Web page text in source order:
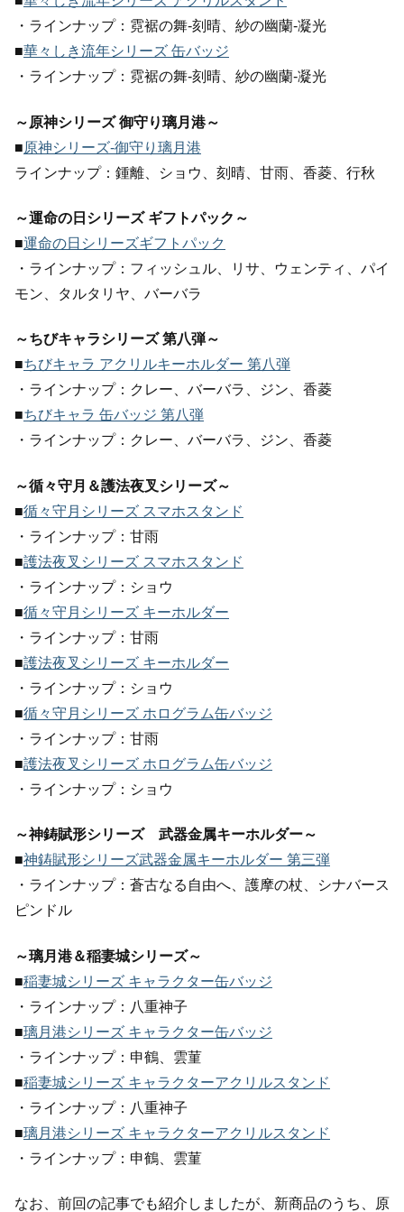
・ラインナップ：霓裾の舞-刻晴、紗の幽蘭-凝光
■華々しき流年シリーズ 缶バッジ
・ラインナップ：霓裾の舞-刻晴、紗の幽蘭-凝光
～原神シリーズ 御守り璃月港～
■原神シリーズ-御守り璃月港
ラインナップ：鍾離、ショウ、刻晴、甘雨、香菱、行秋
～運命の日シリーズ ギフトパック～
■運命の日シリーズギフトパック
・ラインナップ：フィッシュル、リサ、ウェンティ、パイ
モン、タルタリヤ、バーバラ
～ちびキャラシリーズ 第八弾～
■ちびキャラ アクリルキーホルダー 第八弾
・ラインナップ：クレー、バーバラ、ジン、香菱
■ちびキャラ 缶バッジ 第八弾
・ラインナップ：クレー、バーバラ、ジン、香菱
～循々守月＆護法夜叉シリーズ～
■循々守月シリーズ スマホスタンド
・ラインナップ：甘雨
■護法夜叉シリーズ スマホスタンド
・ラインナップ：ショウ
■循々守月シリーズ キーホルダー
・ラインナップ：甘雨
■護法夜叉シリーズ キーホルダー
・ラインナップ：ショウ
■循々守月シリーズ ホログラム缶バッジ
・ラインナップ：甘雨
■護法夜叉シリーズ ホログラム缶バッジ
・ラインナップ：ショウ
～神鋳賦形シリーズ 武器金属キーホルダー～
■神鋳賦形シリーズ武器金属キーホルダー 第三弾
・ラインナップ：蒼古なる自由へ、護摩の杖、シナバース
ピンドル
～璃月港＆稲妻城シリーズ～
■稲妻城シリーズ キャラクター缶バッジ
・ラインナップ：八重神子
■璃月港シリーズ キャラクター缶バッジ
・ラインナップ：申鶴、雲菫
■稲妻城シリーズ キャラクターアクリルスタンド
・ラインナップ：八重神子
■璃月港シリーズ キャラクターアクリルスタンド
・ラインナップ：申鶴、雲菫
なお、前回の記事でも紹介しましたが、新商品のうち、原